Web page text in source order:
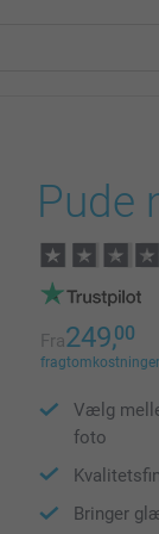
Pude
Fra249,00
Vælg
foto
Bringer